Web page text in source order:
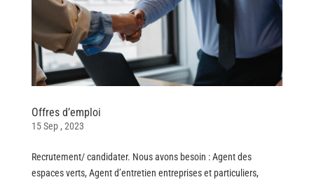
Offres d’emploi
15 Sep , 2023
Recrutement/ candidater. Nous avons besoin : Agent des
espaces verts, Agent d’entretien entreprises et particuliers,